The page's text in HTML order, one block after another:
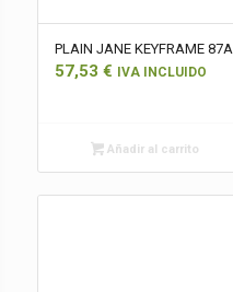
PLAIN JANE KEYFRAME 87A
57,53 € IVA INCLUIDO
Añadir al carrito